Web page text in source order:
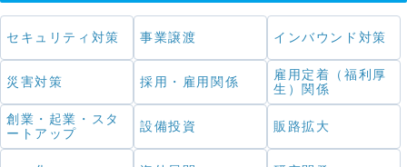
セキュリティ対策 事業譲渡 インバウンド対策
災害対策 採用・雇用関係
雇用定着（福利厚
生）関係
創業・起業・スタ
ートアップ
設備投資 販路拡大